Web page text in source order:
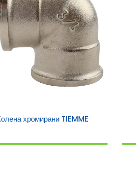
хромирани TIEMME